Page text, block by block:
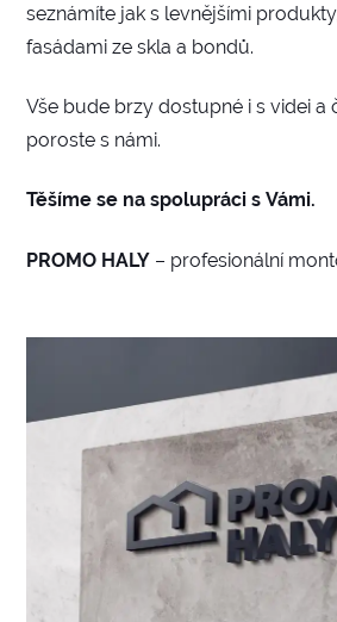
seznámíte jak s levnějšími
fasádami ze skla a bondů.
Vše bude brzy dostupné i s videi a
poroste s námi.
Těšíme se na spolupráci s Vámi.
PROMO HALY – profesionální